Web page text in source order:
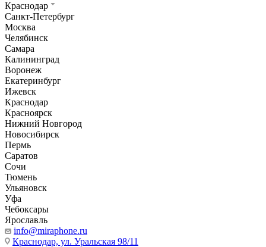
Краснодар
Санкт-Петербург
Москва
Челябинск
Самара
Калининград
Воронеж
Екатеринбург
Ижевск
Краснодар
Красноярск
Нижний Новгород
Новосибирск
Пермь
Саратов
Сочи
Тюмень
Ульяновск
Уфа
Чебоксары
Ярославль
info@miraphone.ru
Краснодар, ул. Уральская 98/11